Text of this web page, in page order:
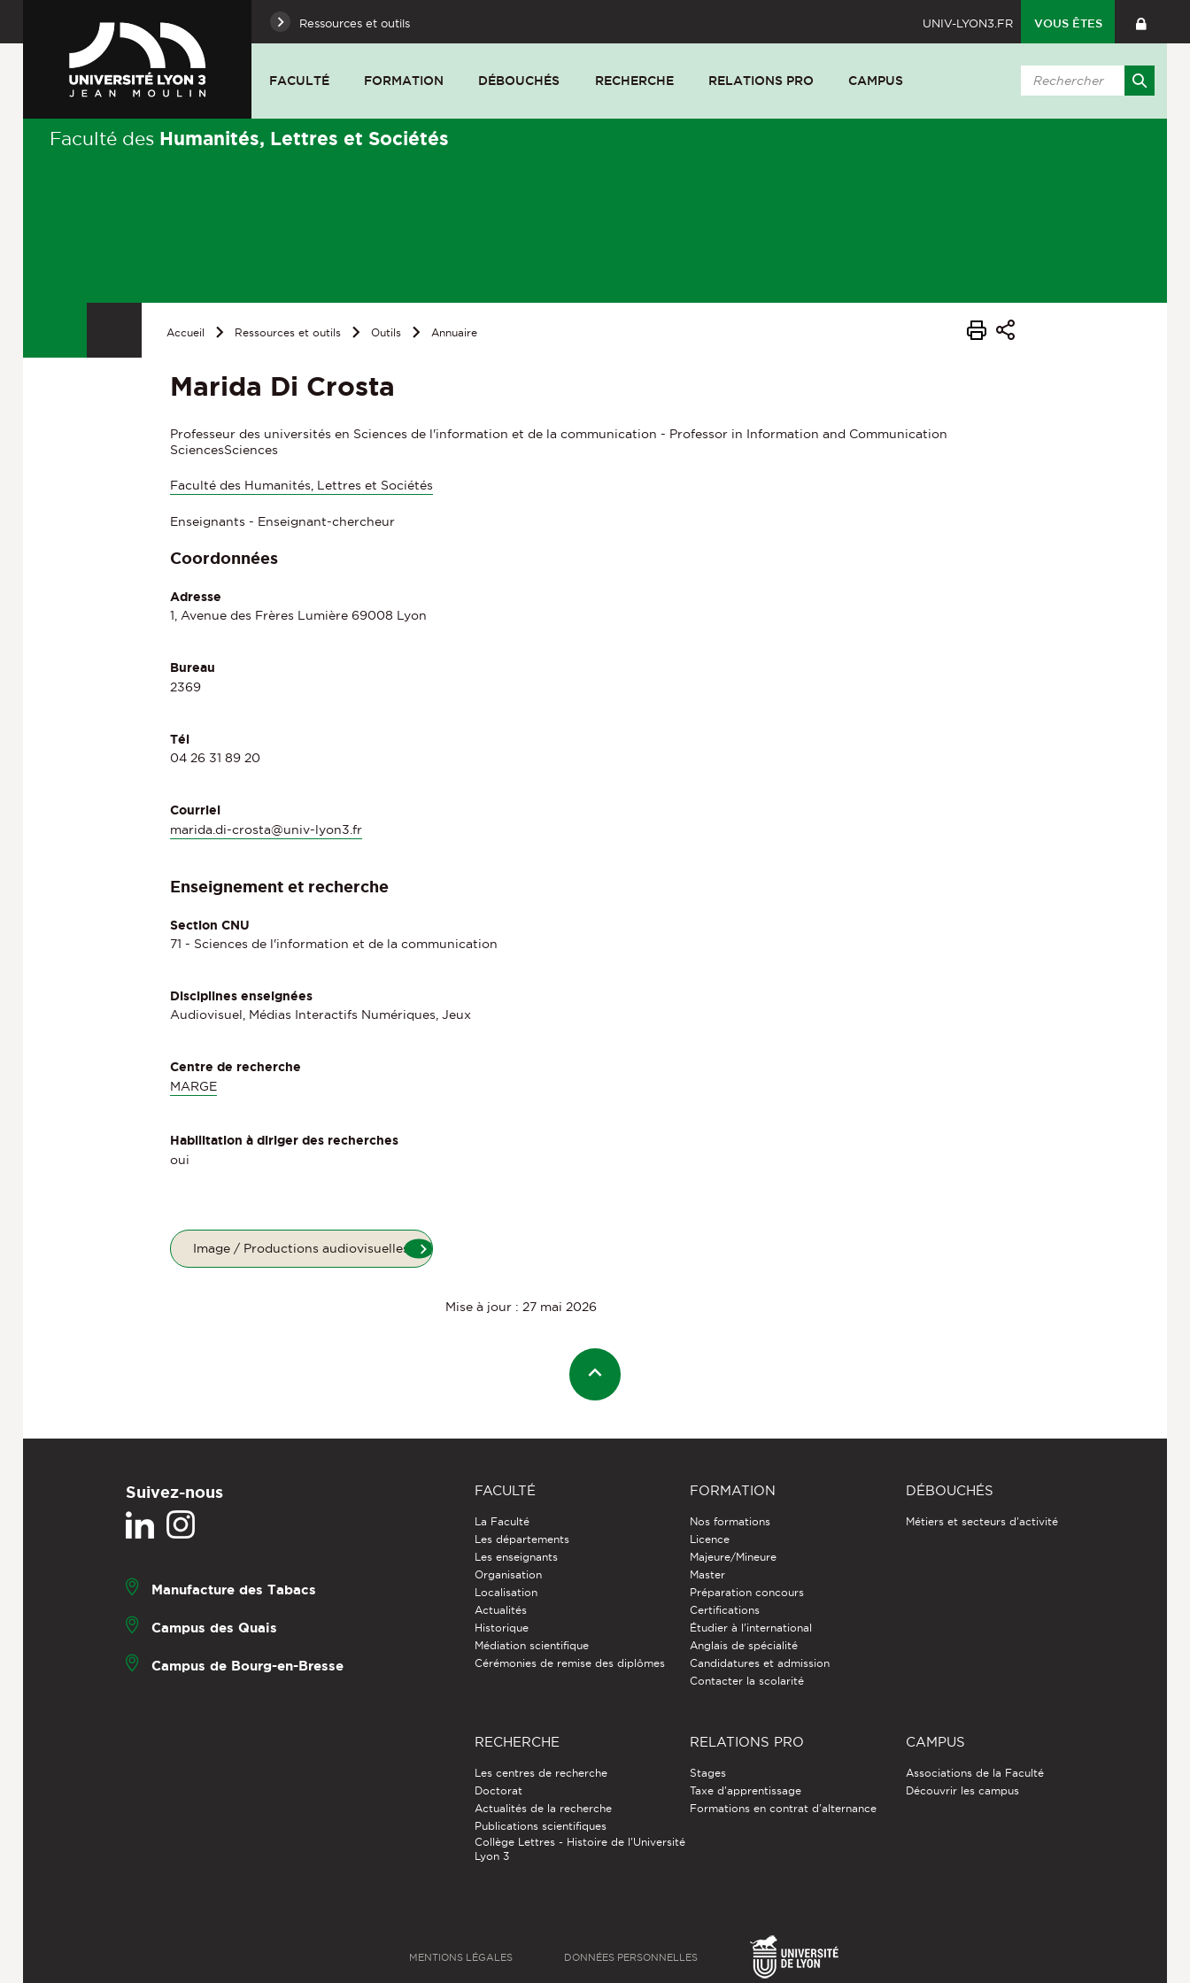
Ressources et outils UNIV-LYON3.FR VOUS ÊTES
FACULTÉ FORMATION DÉBOUCHÉS RECHERCHE RELATIONS PRO CAMPUS
Faculté des Humanités, Lettres et Sociétés
Accueil Ressources et outils Outils Annuaire
Marida Di Crosta
Professeur des universités en Sciences de l'information et de la communication - Professor in Information and Communication
SciencesSciences
Faculté des Humanités, Lettres et Sociétés
Enseignants - Enseignant-chercheur
Coordonnées
Adresse
1, Avenue des Frères Lumière 69008 Lyon
Bureau
2369
Tél
04 26 31 89 20
Courriel
marida.di-crosta@univ-lyon3.fr
Enseignement et recherche
Section CNU
71 - Sciences de l'information et de la communication
Disciplines enseignées
Audiovisuel, Médias Interactifs Numériques, Jeux
Centre de recherche
MARGE
Habilitation à diriger des recherches
oui
Image / Productions audiovisuelles
Mise à jour : 27 mai 2026
Suivez-nous
Manufacture des Tabacs
Campus des Quais
Campus de Bourg-en-Bresse
FACULTÉ
La Faculté
Les départements
Les enseignants
Organisation
Localisation
Actualités
Historique
Médiation scientifique
Cérémonies de remise des diplômes
FORMATION
Nos formations
Licence
Majeure/Mineure
Master
Préparation concours
Certifications
Étudier à l'international
Anglais de spécialité
Candidatures et admission
Contacter la scolarité
DÉBOUCHÉS
Métiers et secteurs d'activité
RECHERCHE
Les centres de recherche
Doctorat
Actualités de la recherche
Publications scientifiques
Collège Lettres - Histoire de l'Université
Lyon 3
RELATIONS PRO
Stages
Taxe d'apprentissage
Formations en contrat d'alternance
CAMPUS
Associations de la Faculté
Découvrir les campus
MENTIONS LÉGALES DONNÉES PERSONNELLES